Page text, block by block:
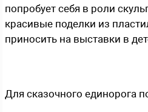
попробует себя в роли
красивые поделки из
приносить на выставки в
Для сказочного единорога